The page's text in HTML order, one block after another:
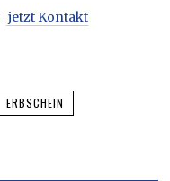
jetzt Kontakt
ERBSCHEIN